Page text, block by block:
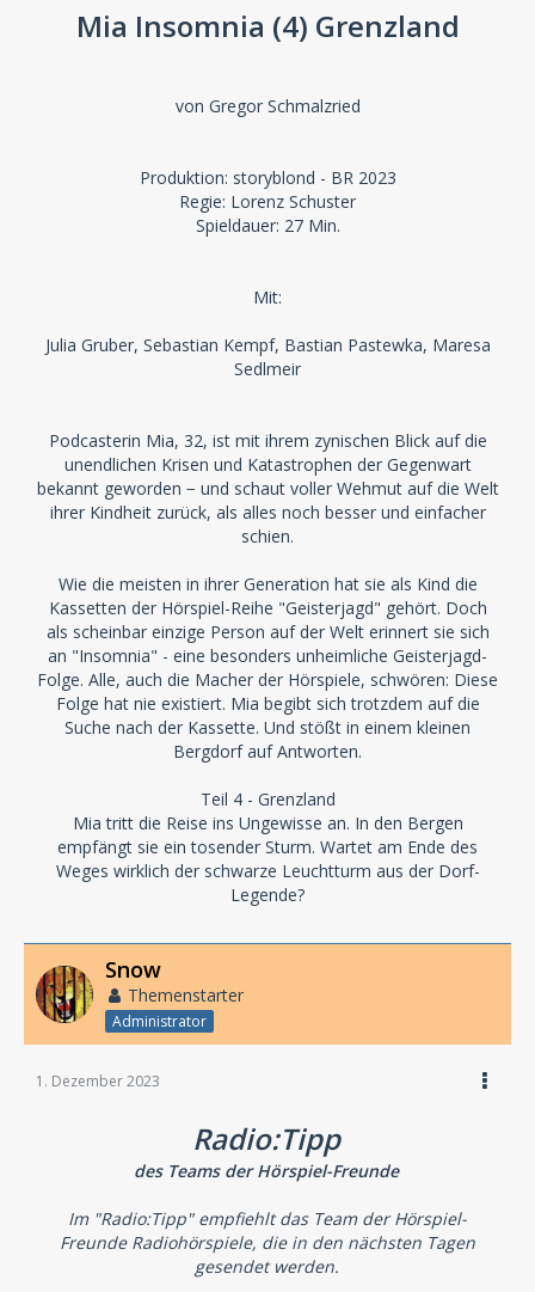
Mia Insomnia (4) Grenzland
von Gregor Schmalzried
Produktion: storyblond - BR 2023
Regie: Lorenz Schuster
Spieldauer: 27 Min.
Mit:
Julia Gruber, Sebastian Kempf, Bastian Pastewka, Maresa
Sedlmeir
Podcasterin Mia, 32, ist mit ihrem zynischen Blick auf die
unendlichen Krisen und Katastrophen der Gegenwart
bekannt geworden − und schaut voller Wehmut auf die Welt
ihrer Kindheit zurück, als alles noch besser und einfacher
schien.
Wie die meisten in ihrer Generation hat sie als Kind die
Kassetten der Hörspiel-Reihe "Geisterjagd" gehört. Doch
als scheinbar einzige Person auf der Welt erinnert sie sich
an "Insomnia" - eine besonders unheimliche Geisterjagd-
Folge. Alle, auch die Macher der Hörspiele, schwören: Diese
Folge hat nie existiert. Mia begibt sich trotzdem auf die
Suche nach der Kassette. Und stößt in einem kleinen
Bergdorf auf Antworten.
Teil 4 - Grenzland
Mia tritt die Reise ins Ungewisse an. In den Bergen
empfängt sie ein tosender Sturm. Wartet am Ende des
Weges wirklich der schwarze Leuchtturm aus der Dorf-
Legende?
Snow
Themenstarter
Administrator
1. Dezember 2023
Radio:Tipp
des Teams der Hörspiel-Freunde
Im "Radio:Tipp" empfiehlt das Team der Hörspiel-
Freunde Radiohörspiele, die in den nächsten Tagen
gesendet werden.